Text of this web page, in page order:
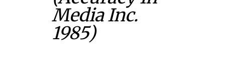
Media Inc.
1985)